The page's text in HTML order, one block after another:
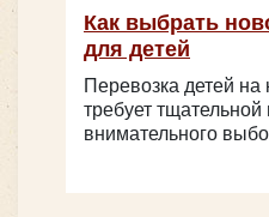
Как выбрать
для детей
Перевозка детей на
требует тщательной
внимательного